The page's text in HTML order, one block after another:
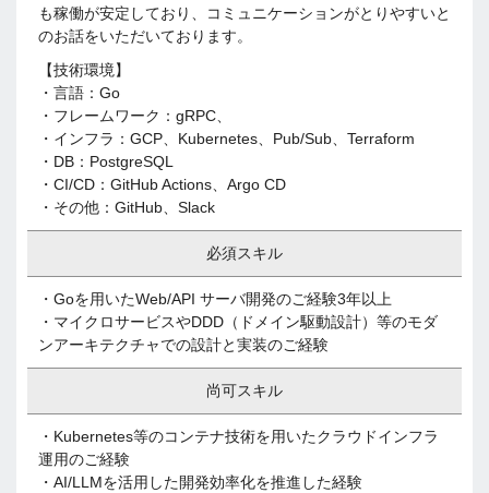
も稼働が安定しており、コミュニケーションがとりやすいと
のお話をいただいております。
【技術環境】
・言語：Go
・フレームワーク：gRPC、
・インフラ：GCP、Kubernetes、Pub/Sub、Terraform
・DB：PostgreSQL
・CI/CD：GitHub Actions、Argo CD
・その他：GitHub、Slack
必須スキル
・Goを用いたWeb/API サーバ開発のご経験3年以上
・マイクロサービスやDDD（ドメイン駆動設計）等のモダ
ンアーキテクチャでの設計と実装のご経験
尚可スキル
・Kubernetes等のコンテナ技術を用いたクラウドインフラ
運用のご経験
・AI/LLMを活用した開発効率化を推進した経験